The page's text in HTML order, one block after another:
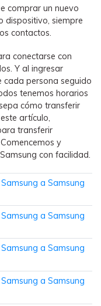
de 18 tipos de
los datos de
Datos de un
fotos, música,
tipos de
a otro y a la
y
restablecer los
de
comprar un nuevo
dispositivo, siempre
contactos.
conectarse con
Y al ingresar
cada persona seguido
tenemos horarios
cómo transferir
artículo,
transferir
y
con facilidad.
a Samsung
a Samsung
a Samsung
a Samsung